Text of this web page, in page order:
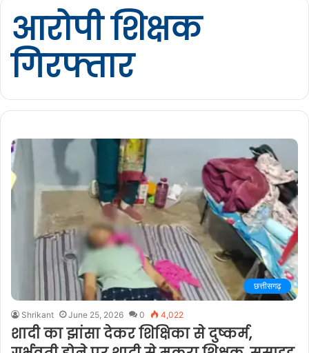
आरोपी शिक्षक
गिरफ्तार
छत्तीसगढ़
Shrikant June 25, 2026 0 4,022
शादी का झांसा देकर शिक्षिका से दुष्कर्म,